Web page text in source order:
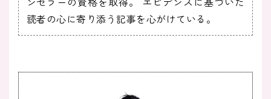
読者の心に寄り添う記事を心がけている。